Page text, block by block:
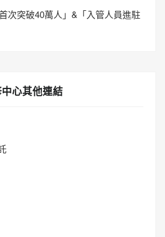
次突破40萬人」&「入管人員進駐
心其他連結